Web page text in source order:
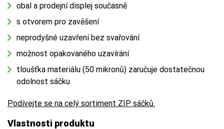
obal a prodejní displej současně
s otvorem pro zavěšení
neprodyšné uzavření bez svařování
možnost opakovaného uzavírání
tloušťka materiálu (50 mikronů) zaručuje dostatečnou
odolnost sáčku
Podívejte se na celý sortiment ZIP sáčků.
Vlastnosti produktu